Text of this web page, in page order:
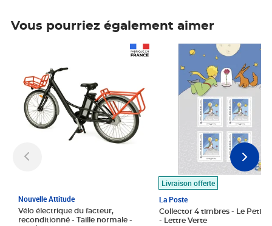
Vous pourriez également aimer
Nouvelle Attitude
Vélo électrique du facteur,
reconditionné - Taille normale -
Livraison offerte
La Poste
Collector 4 timbres - Le Petit
- Lettre Verte
Prix 7,50€